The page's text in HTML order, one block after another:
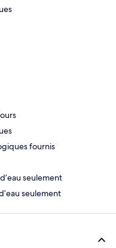
fournis
seulement
seulement